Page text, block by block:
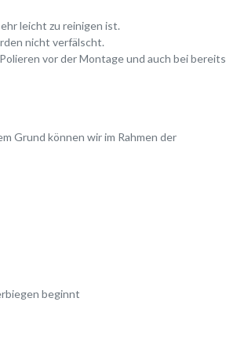
leicht zu reinigen ist.
nicht verfälscht.
vor der Montage und auch bei bereits
Grund können wir im Rahmen der
beginnt